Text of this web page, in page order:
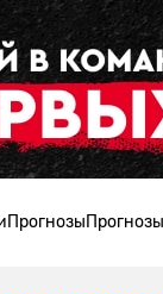
Прогнозы